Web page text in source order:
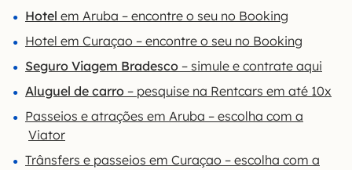
Hotel em Aruba – encontre o seu no Booking
Hotel em Curaçao – encontre o seu no Booking
Seguro Viagem Bradesco – simule e contrate aqui
Aluguel de carro – pesquise na Rentcars em até 10x
Passeios e atrações em Aruba – escolha com a
Viator
Trânsfers e passeios em Curaçao – escolha com a